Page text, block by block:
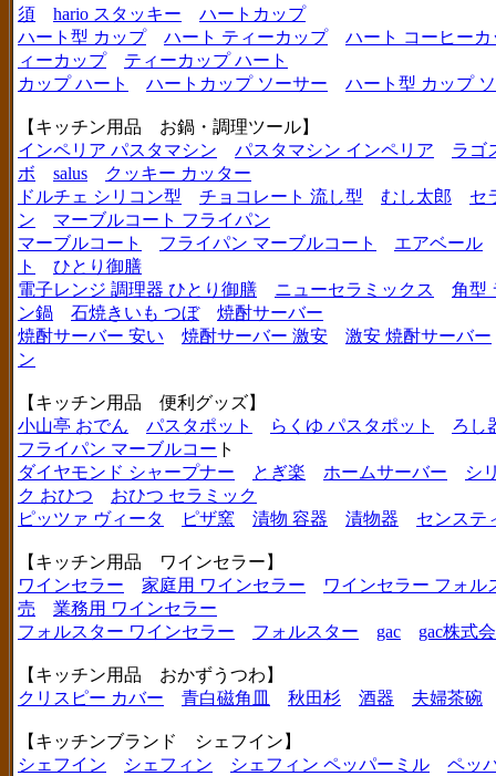
須 hario スタッキー
ハートカップ
ハート型 カップ
ハート ティーカップ
ハート コーヒーカ
ィーカップ
ティーカップ ハート
カップ ハート
ハートカップ ソーサー ハート型 カップ
【キッチン用品 お鍋・調理ツール】
インペリア パスタマシン
パスタマシン インペリア
ラゴ
ボ
salus
クッキー カッター
ドルチェ シリコン型
チョコレート 流し型 むし太郎
セ
ン
マーブルコート フライパン
マーブルコート
フライパン マーブルコート
エアベール
ト
ひとり御膳
電子レンジ 調理器 ひとり御膳
ニューセラミックス
角型
ン鍋
石焼きいも つぼ
焼酎サーバー
焼酎サーバー 安い
焼酎サーバー 激安
激安 焼酎サーバー
ン
【キッチン用品 便利グッズ】
小山亭 おでん
パスタポット らくゆ パスタポット
ろし
フライパン マーブルコー ト
ダイヤモンド シャープナー
とぎ楽 ホームサーバー
シ
ク おひつ
おひつ セラミック
ピッツァ ヴィータ
ピザ窯 漬物 容器 漬物器 センステ
【キッチン用品 ワインセラー】
ワインセラー
家庭用 ワインセラー
ワインセラー フォル
売
業務用 ワインセラー
フォルスター ワインセラー
フォルスター gac gac株式
【キッチン用品 おかずうつわ】
クリスピー カバー
青白磁角皿 秋田杉 酒器 夫婦茶碗
【キッチンブランド シェフイン】
シェフイン
シェフィン シェフィン ペッパーミル
ペッ